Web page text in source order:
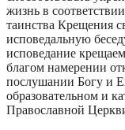
жизнь в
таинства Крещения
исповедальную
исповедание
благом намерении
послушании Богу и
образовательном и
Православной